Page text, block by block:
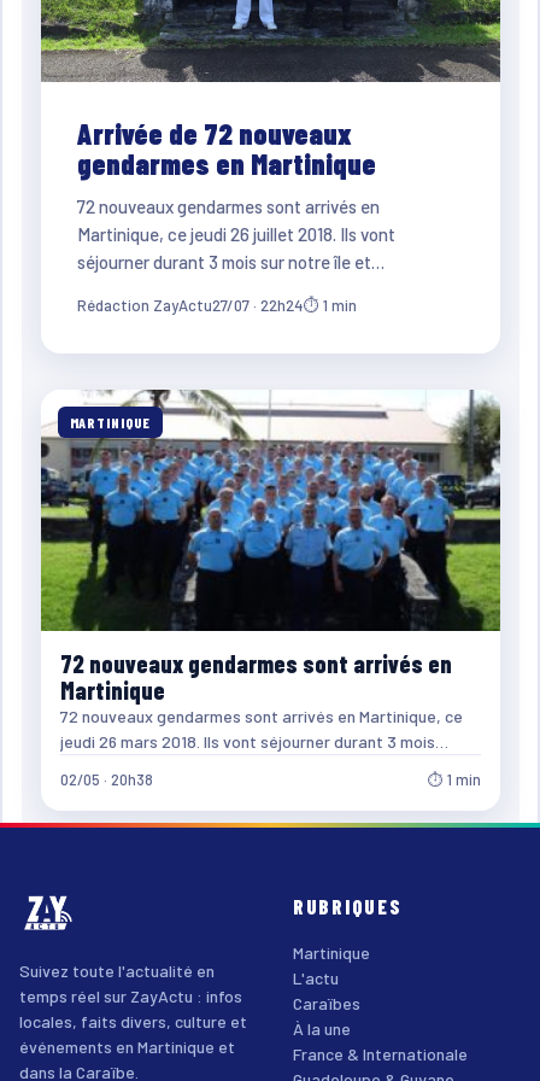
Arrivée de 72 nouveaux
gendarmes en Martinique
72 nouveaux gendarmes sont arrivés en
Martinique, ce jeudi 26 juillet 2018. Ils vont
séjourner durant 3 mois sur notre île et…
Rédaction ZayActu27/07 · 22h24⏱ 1 min
MARTINIQUE
72 nouveaux gendarmes sont arrivés en
Martinique
72 nouveaux gendarmes sont arrivés en Martinique, ce
jeudi 26 mars 2018. Ils vont séjourner durant 3 mois…
02/05 · 20h38 ⏱ 1 min
Suivez toute l'actualité en
temps réel sur ZayActu : infos
locales, faits divers, culture et
événements en Martinique et
dans la Caraïbe.
RUBRIQUES
Martinique
L'actu
Caraïbes
À la une
France & Internationale